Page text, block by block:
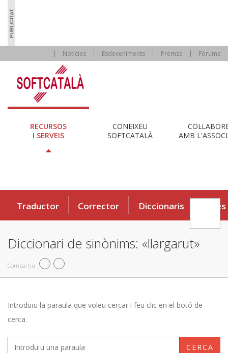
Notícies Esdeveniments Premsa Fòrums
RECURSOS
I SERVEIS
CONEIXEU
SOFTCATALÀ
AMB
Traductor Corrector Diccionaris Eines
Diccionari de sinònims: «llargarut»
Compartiu
Introduïu la paraula que voleu cercar i feu clic en el botó de
cerca.
CERCA